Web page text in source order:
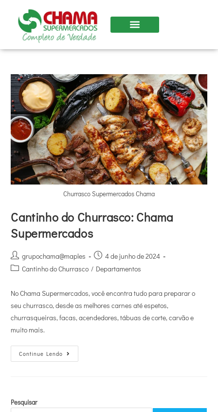
Churrasco Supermercados Chama
Cantinho do Churrasco: Chama
Supermercados
grupochama@maples
4 de junho de 2024
Cantinho do Churrasco / Departamentos
No Chama Supermercados, você encontra tudo para preparar o
seu churrasco, desde as melhores carnes até espetos,
churrasqueiras, facas, acendedores, tábuas de corte, carvão e
muito mais.
Continue Lendo
Pesquisar